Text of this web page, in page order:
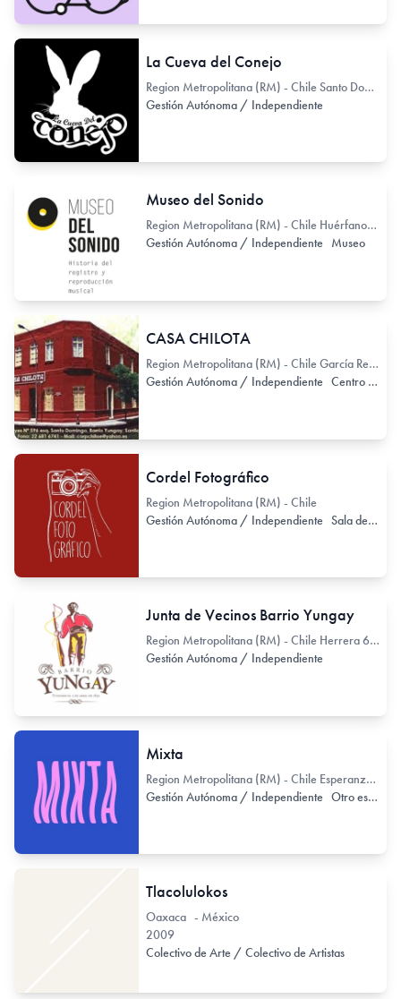
La Cueva del Conejo
Region Metropolitana (RM) - Chile Santo Domingo 2410
Gestión Autónoma / Independiente
Museo del Sonido
Region Metropolitana (RM) - Chile Huérfanos 2919
Gestión Autónoma / Independiente Museo
CASA CHILOTA
Region Metropolitana (RM) - Chile García Reyes 596
Gestión Autónoma / Independiente Centro Cultural
Cordel Fotográfico
Region Metropolitana (RM) - Chile
Gestión Autónoma / Independiente Sala de Exhibición
Junta de Vecinos Barrio Yungay
Region Metropolitana (RM) - Chile Herrera 650
Gestión Autónoma / Independiente
Mixta
Region Metropolitana (RM) - Chile Esperanza 401
Gestión Autónoma / Independiente Otro espacio no exclusivo de arte
Tlacolulokos
Oaxaca - México
2009
Colectivo de Arte / Colectivo de Artistas